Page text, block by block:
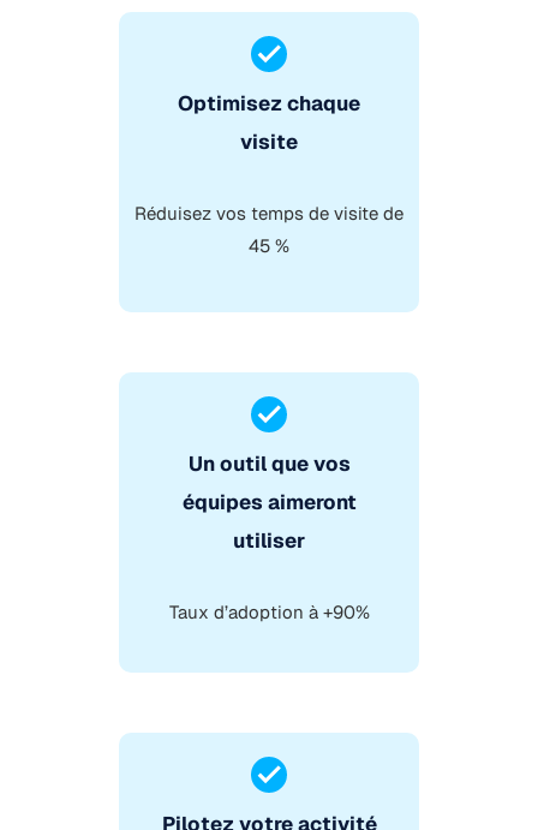
Optimisez chaque
visite
Réduisez vos temps de visite de
45 %
Un outil que vos
équipes aimeront
utiliser
Taux d’adoption à +90%
Pilotez votre activité